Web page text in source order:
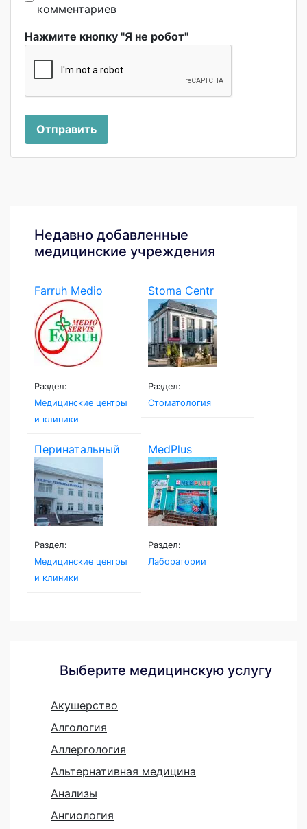
комментариев
Нажмите кнопку "Я не робот"
Отправить
Недавно добавленные
медицинские учреждения
Farruh Medio
Servis
Раздел:
Медицинские центры
и клиники
Stoma Centr
Раздел:
Стоматология
Перинатальный
центр...
Раздел:
Медицинские центры
и клиники
MedPlus
Раздел:
Лаборатории
Выберите медицинскую услугу
Акушерство
Алгология
Аллергология
Альтернативная медицина
Анализы
Ангиология